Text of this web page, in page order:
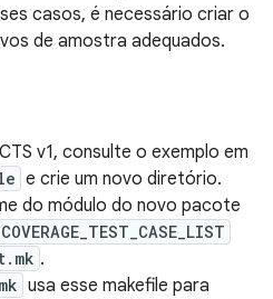
casos, é necessário criar o
de amostra adequados.
v1, consulte o exemplo em
e crie um novo diretório.
do módulo do novo pacote
.
usa esse makefile para